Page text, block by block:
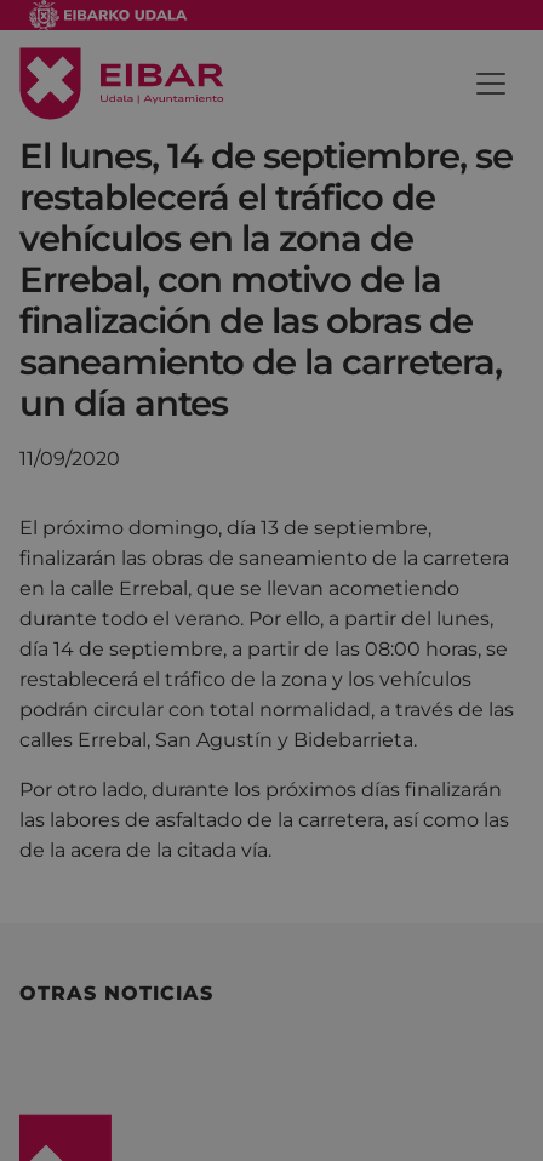
El lunes, 14 de septiembre, se
restablecerá el tráfico de
vehículos en la zona de
Errebal, con motivo de la
finalización de las obras de
saneamiento de la carretera,
un día antes
11/09/2020
El próximo domingo, día 13 de septiembre,
finalizarán las obras de saneamiento de la carretera
en la calle Errebal, que se llevan acometiendo
durante todo el verano. Por ello, a partir del lunes,
día 14 de septiembre, a partir de las 08:00 horas, se
restablecerá el tráfico de la zona y los vehículos
podrán circular con total normalidad, a través de las
calles Errebal, San Agustín y Bidebarrieta.
Por otro lado, durante los próximos días finalizarán
las labores de asfaltado de la carretera, así como las
de la acera de la citada vía.
OTRAS NOTICIAS